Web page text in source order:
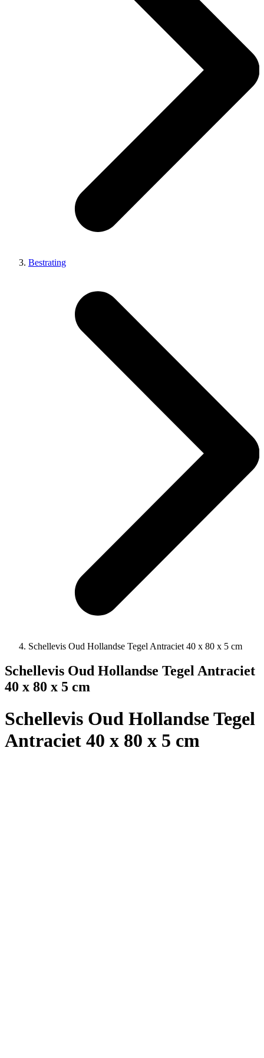
Bestrating
Schellevis Oud Hollandse Tegel Antraciet 40 x 80 x 5 cm
Schellevis Oud Hollandse Tegel Antraciet
40 x 80 x 5 cm
Schellevis Oud Hollandse Tegel
Antraciet 40 x 80 x 5 cm